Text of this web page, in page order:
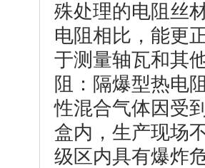
殊处理的电阻丝
电阻相比，能更
于测量轴瓦和
阻：隔爆型热电
性混合气体因受
盒内，生产现场
级区内具有爆炸